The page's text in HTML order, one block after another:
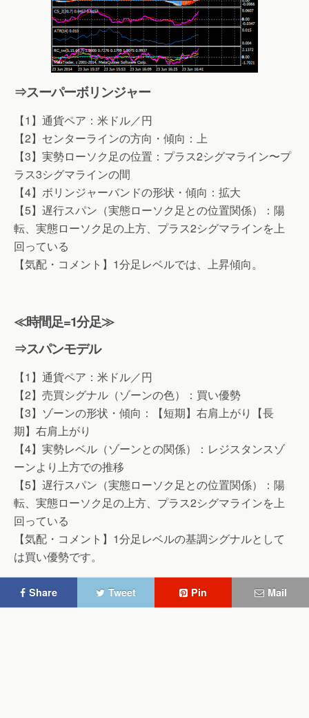
⇒スーパーボリンジャー
【1】通貨ペア：米ドル／円
【2】センターラインの方向・傾向：上
【3】実勢ローソク足の位置：プラス2シグマライン〜プ
ラス3シグマラインの間
【4】ボリンジャーバンドの形状・傾向：拡大
【5】遅行スパン（実態ローソク足との位置関係）：陽
転、実態ローソク足の上方、プラス2シグマラインを上
回っている
【気配・コメント】1分足レベルでは、上昇傾向。
≪時間足=1分足≫
⇒スパンモデル
【1】通貨ペア：米ドル／円
【2】売買シグナル（ゾーンの色）：買い優勢
【3】ゾーンの形状・傾向：【短期】右肩上がり【長
期】右肩上がり
【4】実勢レベル（ゾーンとの関係）：レジスタンスゾ
ーンより上方での推移
【5】遅行スパン（実態ローソク足との位置関係）：陽
転、実態ローソク足の上方、プラス2シグマラインを上
回っている
【気配・コメント】1分足レベルの基調シグナルとして
は買い優勢です。
Share Tweet Pin Mail